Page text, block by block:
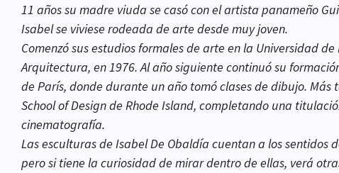
11 años su madre viuda se casó con el artista panameño
Isabel se viviese rodeada de arte desde muy joven.
Comenzó sus estudios formales de arte en la Universidad
Arquitectura, en 1976. Al año siguiente continuó su
de París, donde durante un año tomó clases de dibujo. Más
School of Design de Rhode Island, completando una
cinematografía.
Las esculturas de Isabel De Obaldía cuentan a los sentidos
pero si tiene la curiosidad de mirar dentro de ellas, verá